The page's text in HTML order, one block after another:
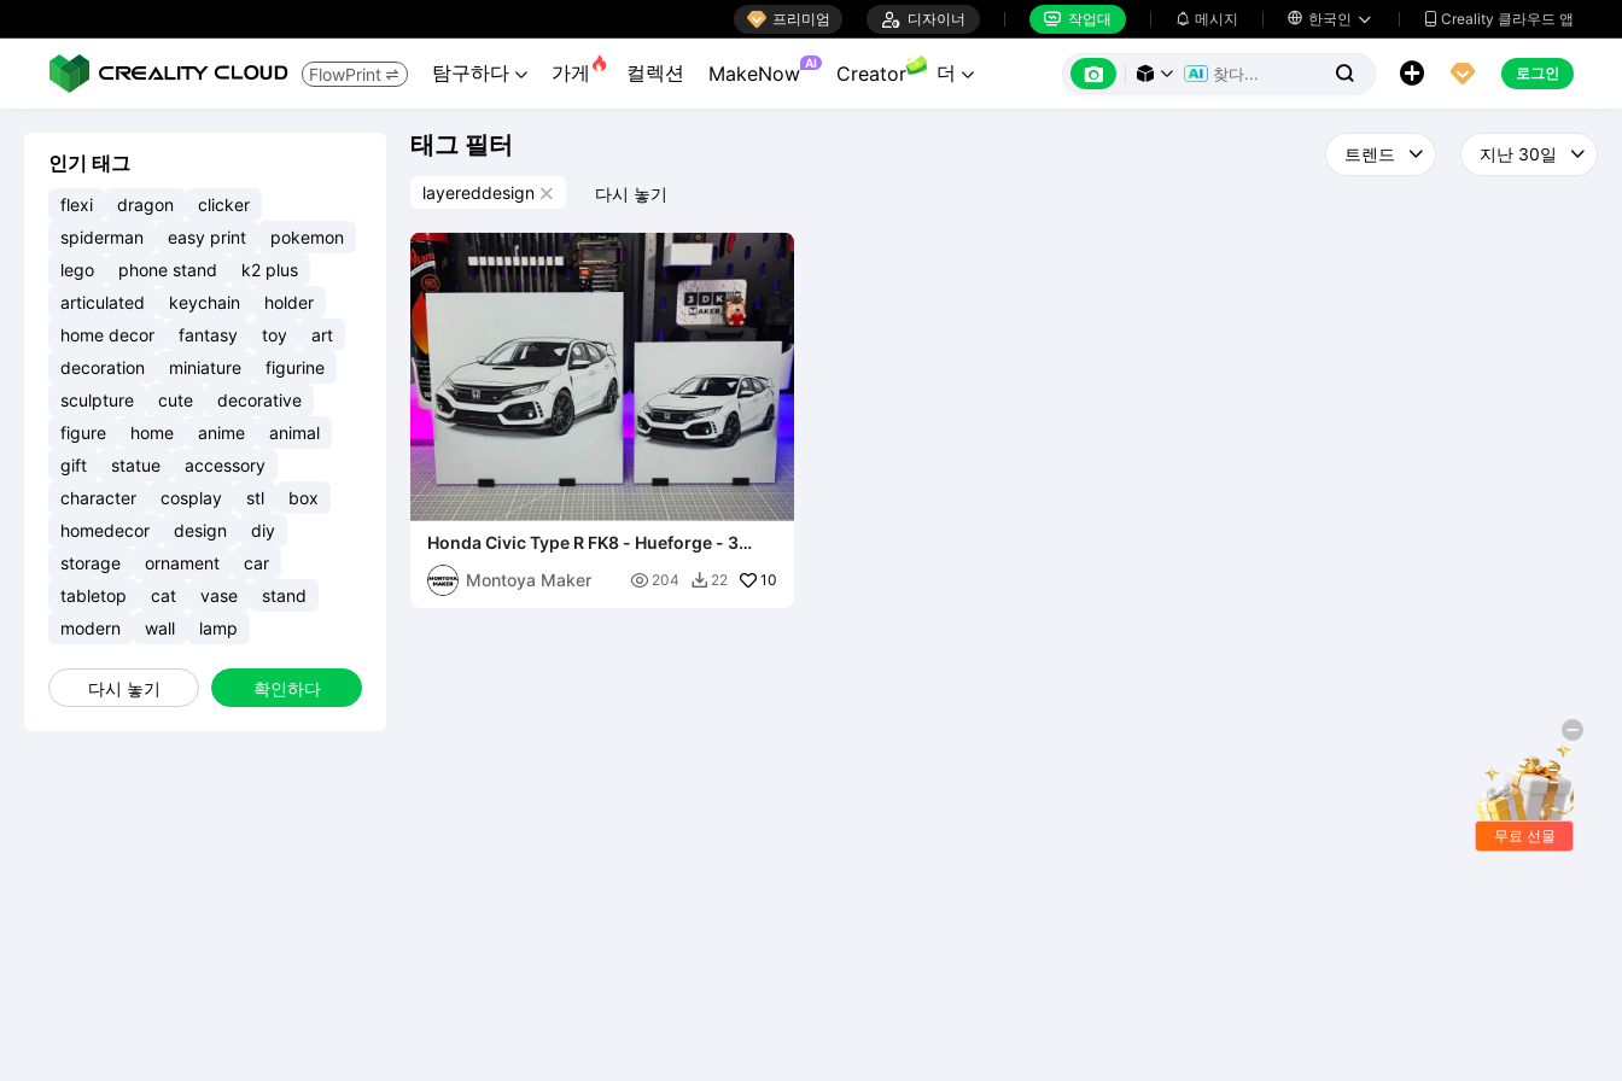
 프리미엄  디자이너  작업대  메시지  한국인   Creality 클라우드 앱
FlowPrint  탐구하다  가게  컬렉션 MakeNow AI Creator 더        로그인
인기 태그
flexi dragon
clicker
spiderman
easy print
pokemon
lego
phone stand
k2 plus
articulated
keychain
holder
home decor
fantasy toy
art
decoration
miniature
figurine
sculpture
cute
decorative
figure
home anime
animal
gift
statue
accessory
character
cosplay stl
box
homedecor
design
diy
storage
ornament
car
tabletop
cat vase
stand
modern
wall lamp
다시 놓기 확인하다
태그 필터
layereddesign  다시 놓기
Honda Civic Type R FK8 - Hueforge - 3
Colors
Montoya Maker
 204  22 10
무료 선물